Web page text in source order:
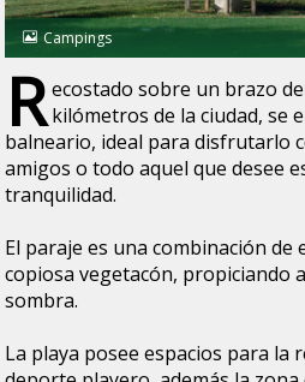
Campings
Recostado sobre un brazo
kilómetros de la ciudad, se
balneario, ideal para disfrutarlo
amigos o todo aquel que desee
tranquilidad.
El paraje es una combinación de
copiosa vegetacón, propiciando
sombra.
La playa posee espacios para la